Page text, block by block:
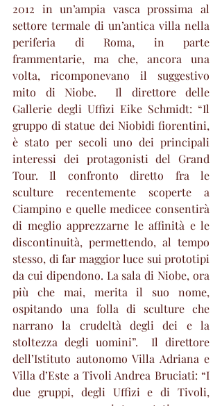
2012 in un’ampia vasca prossima al
settore termale di un’antica villa nella
periferia di Roma, in parte
frammentarie, ma che, ancora una
volta, ricomponevano il suggestivo
mito di Niobe.  Il direttore delle
Gallerie degli Uffizi Eike Schmidt: “Il
gruppo di statue dei Niobidi fiorentini,
è stato per secoli uno dei principali
interessi dei protagonisti del Grand
Tour. Il confronto diretto fra le
sculture recentemente scoperte a
Ciampino e quelle medicee consentirà
di meglio apprezzarne le affinità e le
discontinuità, permettendo, al tempo
stesso, di far maggior luce sui prototipi
da cui dipendono. La sala di Niobe, ora
più che mai, merita il suo nome,
ospitando una folla di sculture che
narrano la crudeltà degli dei e la
stoltezza degli uomini”.  Il direttore
dell’Istituto autonomo Villa Adriana e
Villa d’Este a Tivoli Andrea Bruciati: “I
due gruppi, degli Uffizi e di Tivoli,